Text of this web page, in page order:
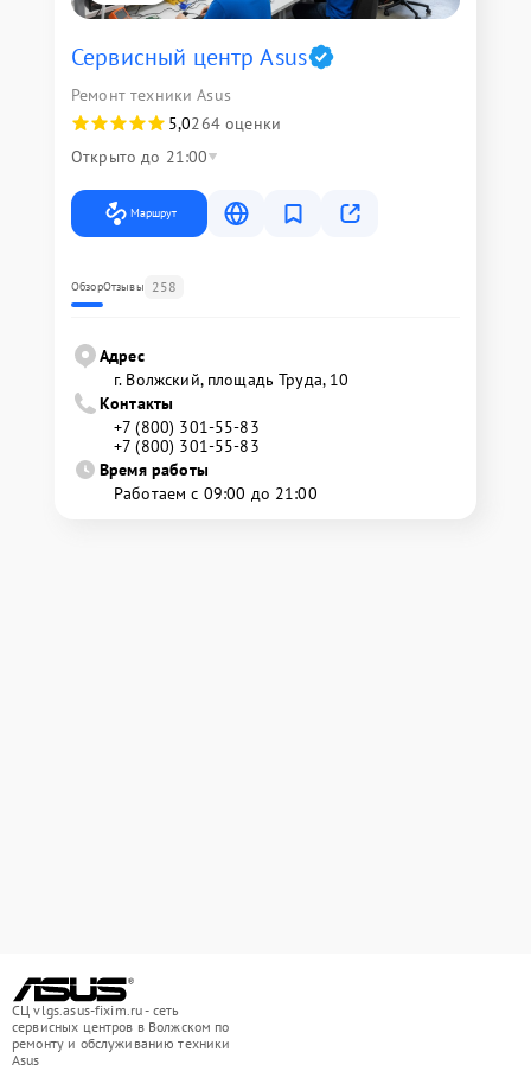
Сервисный центр Asus
Ремонт техники Asus
5,0264 оценки
Открыто до 21:00
Маршрут
ОбзорОтзывы 258
Адрес
г. Волжский, площадь Труда, 10
Контакты
+7 (800) 301-55-83
+7 (800) 301-55-83
Время работы
Работаем с 09:00 до 21:00
СЦ vlgs.asus-fixim.ru - сеть
сервисных центров в Волжском по
ремонту и обслуживанию техники
Asus